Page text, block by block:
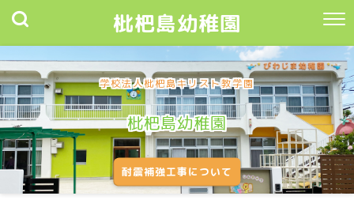
枇杷島幼稚園
学校法人枇杷島キリスト教学園
枇杷島幼稚園
耐震補強工事について